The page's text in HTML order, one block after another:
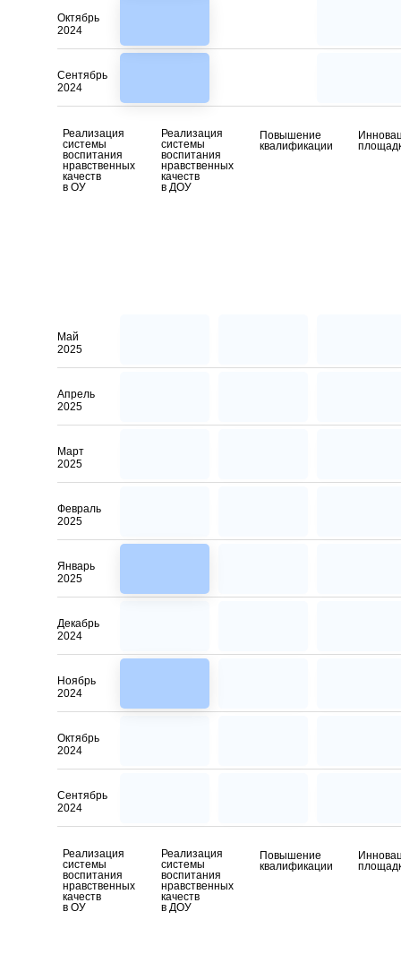
Сентябрь
2024
Октябрь
2024
Повышение
квалификации
Реализация
системы
воспитания
нравственных
качеств
в ДОУ
Реализация
системы
воспитания
нравственных
качеств
в ОУ
Сентябрь
2024
Октябрь
2024
Ноябрь
2024
Декабрь
2024
Январь
2025
Февраль
2025
Март
2025
Май
2025
Апрель
2025
Повышение
квалификации
Реализация
системы
воспитания
нравственных
качеств
в ДОУ
Реализация
системы
воспитания
нравственных
качеств
в ОУ